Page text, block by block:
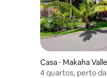
Casa ⋅ Makaha
4 quartos, perto